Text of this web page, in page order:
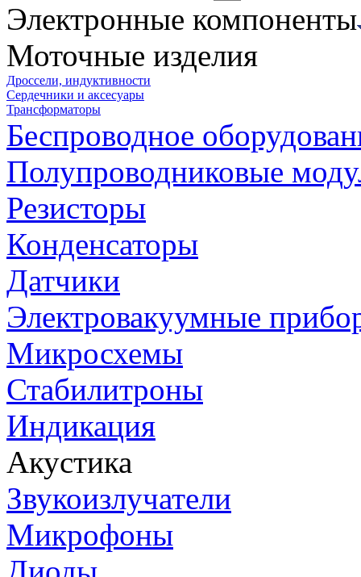
Электронные компоненты
Моточные изделия
Дроссели, индуктивности
Сердечники и аксесуары
Трансформаторы
Беспроводное
Полупроводниковые
Резисторы
Конденсаторы
Датчики
Электровакуумные
Микросхемы
Стабилитроны
Индикация
Акустика
Звукоизлучатели
Микрофоны